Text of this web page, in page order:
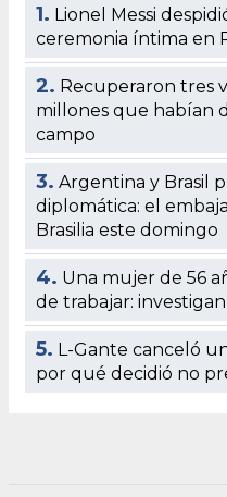
1. Lionel Messi
ceremonia íntima en
2. Recuperaron tres
millones que habían
campo
3. Argentina y Brasil
diplomática: el
Brasilia este domingo
4. Una mujer de 56
de trabajar:
5. L-Gante canceló
por qué decidió no